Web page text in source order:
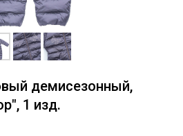
демисезонный,
1 изд.